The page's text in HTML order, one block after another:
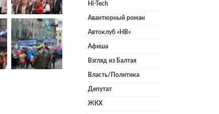
Hi-Tech
Авантюрный роман
Автоклуб «НВ»
Афиша
Взгляд из Балтая
Власть/Политика
Депутат
ЖКХ